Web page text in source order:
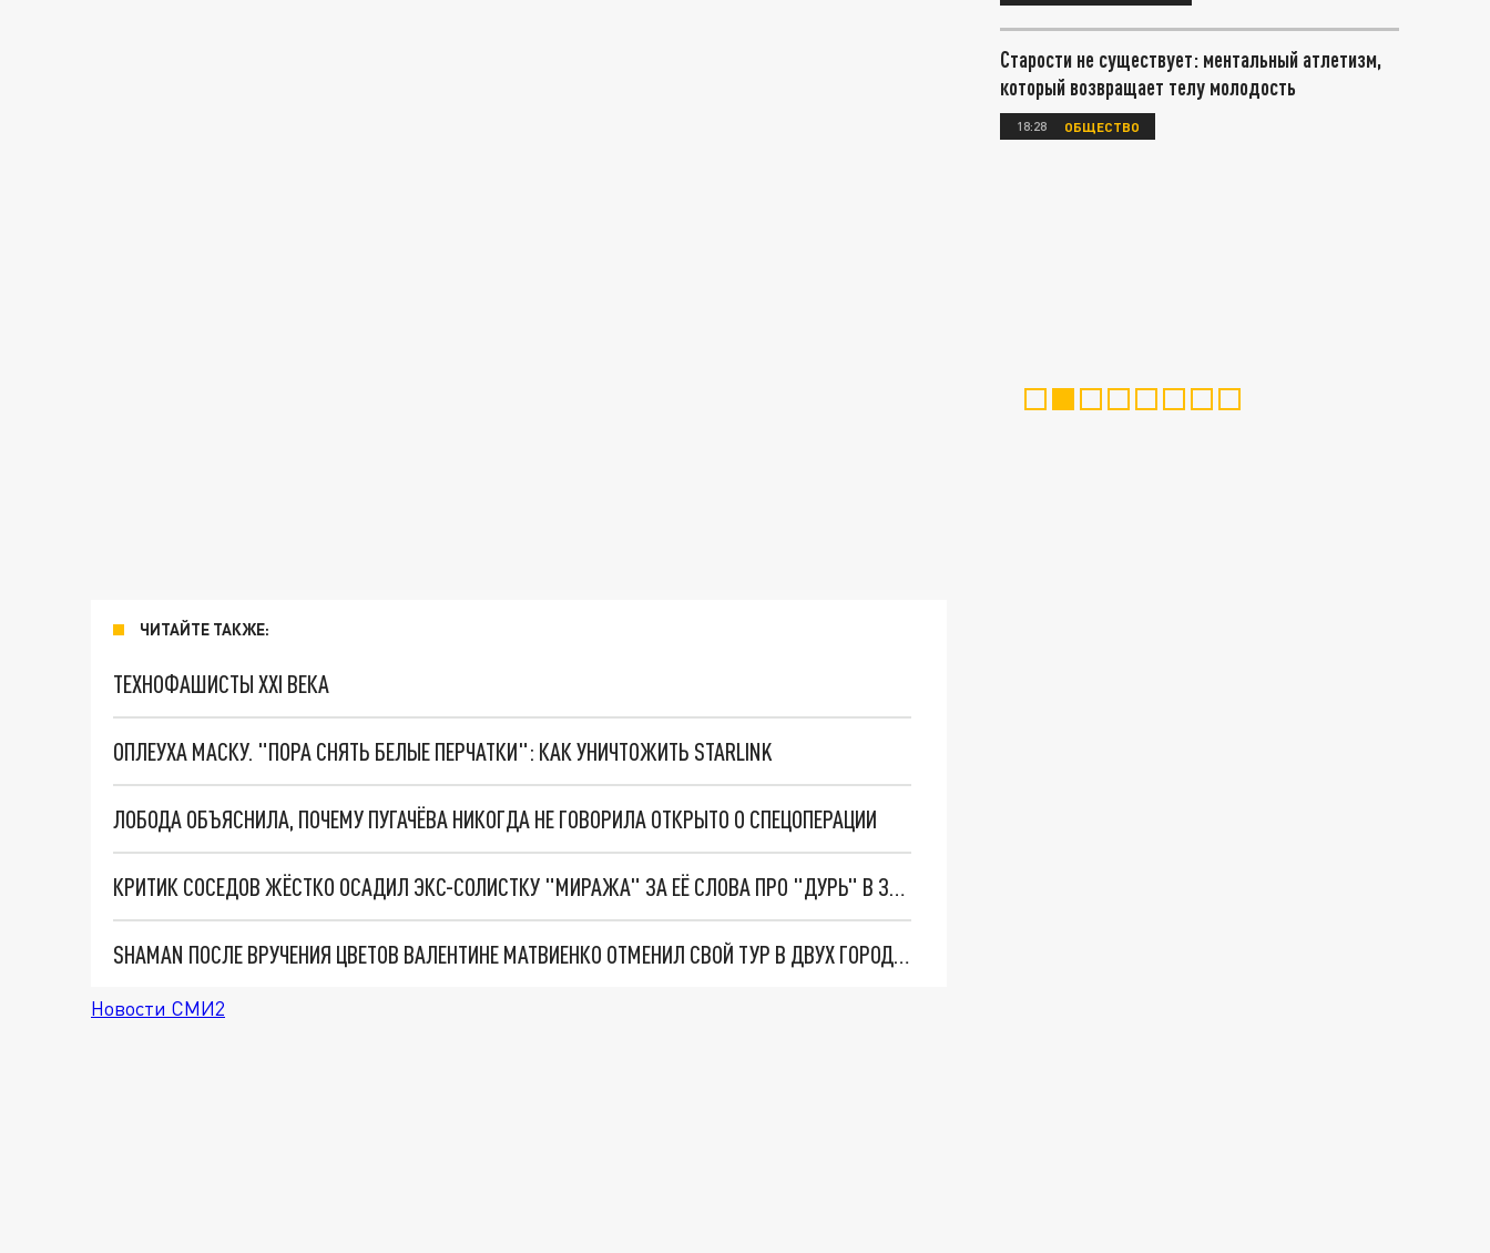
ЧИТАЙТЕ ТАКЖЕ:
ТЕХНОФАШИСТЫ XXI ВЕКА
ОПЛЕУХА МАСКУ. "ПОРА СНЯТЬ БЕЛЫЕ ПЕРЧАТКИ": КАК УНИЧТОЖИТЬ STARLINK
ЛОБОДА ОБЪЯСНИЛА, ПОЧЕМУ ПУГАЧЁВА НИКОГДА НЕ ГОВОРИЛА ОТКРЫТО О СПЕЦОПЕРАЦИИ
КРИТИК СОСЕДОВ ЖЁСТКО ОСАДИЛ ЭКС-СОЛИСТКУ "МИРАЖА" ЗА ЕЁ СЛОВА ПРО "ДУРЬ" В ЗОНЕ СВО
SHAMAN ПОСЛЕ ВРУЧЕНИЯ ЦВЕТОВ ВАЛЕНТИНЕ МАТВИЕНКО ОТМЕНИЛ СВОЙ ТУР В ДВУХ ГОРОДАХ РОССИИ
Новости СМИ2
Старости не существует: ментальный атлетизм,
который возвращает телу молодость
18:28 ОБЩЕСТВО